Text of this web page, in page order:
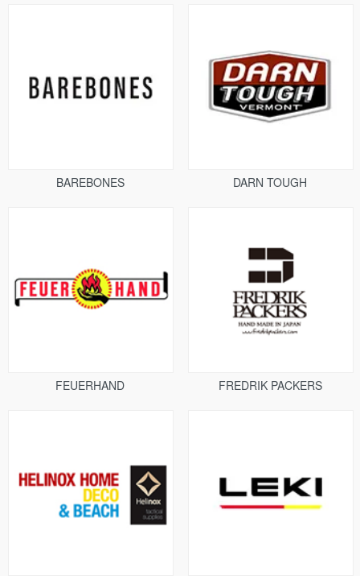
BAREBONES DARN TOUGH
FEUERHAND FREDRIK PACKERS